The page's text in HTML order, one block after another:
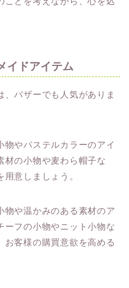
イドアイテム
バザーでも人気がありま
物やパステルカラーのアイ
材の小物や麦わら帽子な
意しましょう。
物や温かみのある素材のア
ーフの小物やニット小物な
お客様の購買意欲を高める